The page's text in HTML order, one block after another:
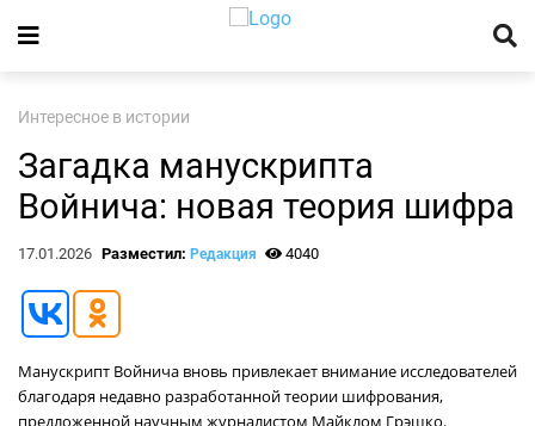
Интересное в истории
Загадка манускрипта
Войнича: новая теория шифра
17.01.2026 Разместил: Редакция 4040
Манускрипт Войнича вновь привлекает внимание исследователей
благодаря недавно разработанной теории шифрования,
предложенной научным журналистом Майклом Грэшко.